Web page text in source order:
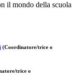
il mondo della scuola
(Coordinatore/trice o
trice o